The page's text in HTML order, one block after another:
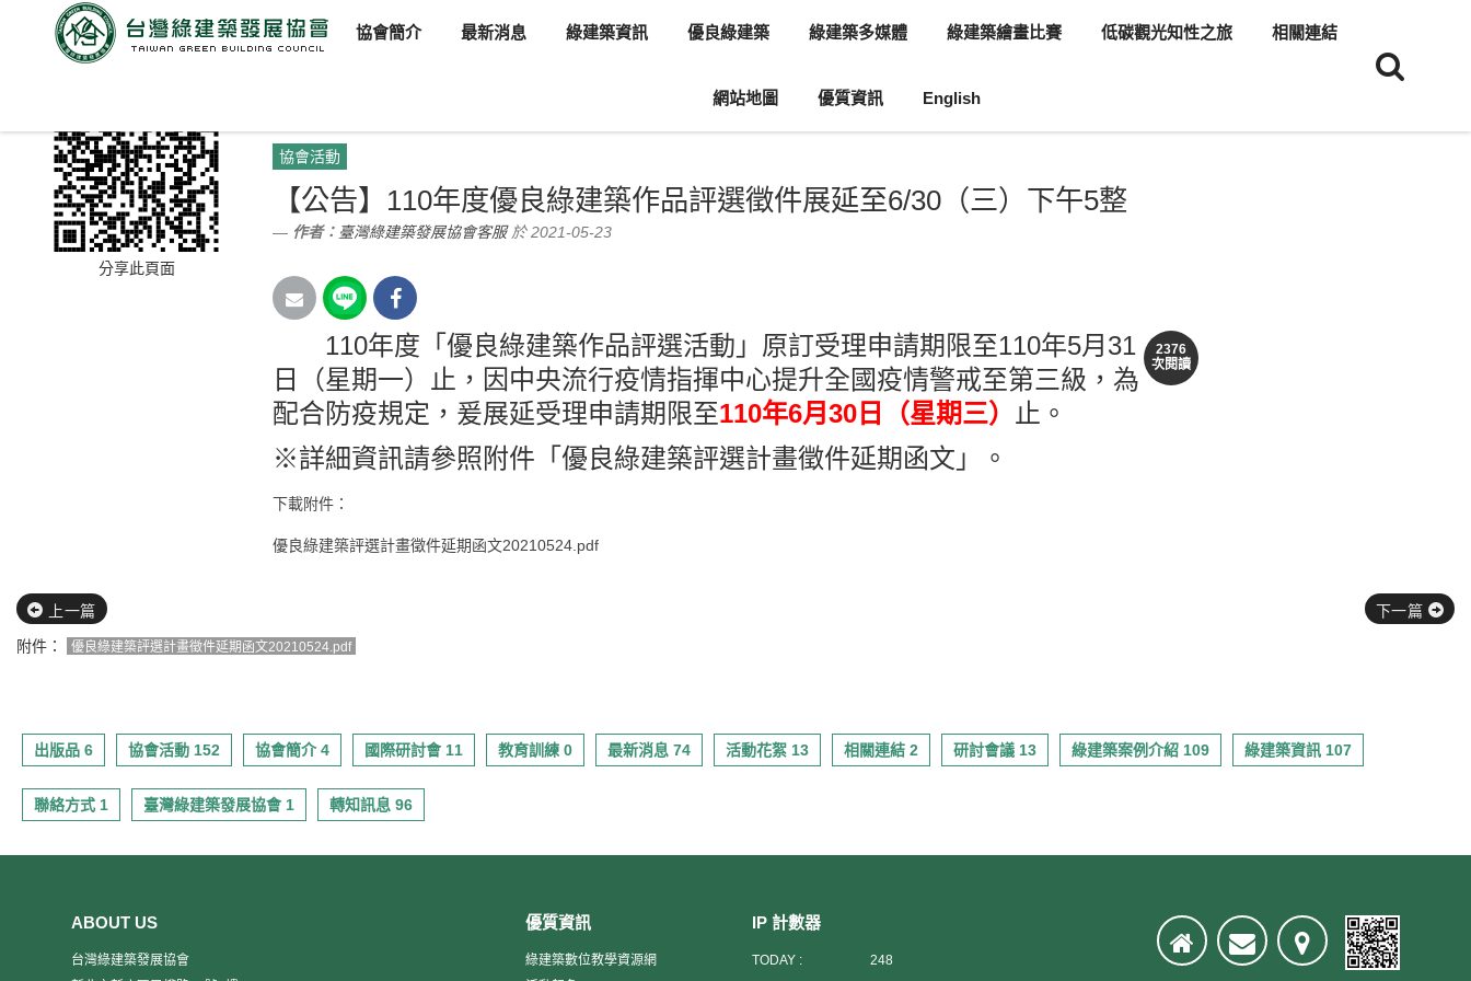
協會簡介 最新消息 綠建築資訊 優良綠建築 綠建築多媒體 綠建築繪畫比賽 低碳觀光知性之旅 相關連結
網站地圖 優質資訊 English
協會活動
【公告】110年度優良綠建築作品評選徵件展延至6/30（三）下午5整
作者： 臺灣綠建築發展協會客服於 2021-05-23
2376
次閱讀
110年度「優良綠建築作品評選活動」原訂受理申請期限至110年5月31
日（星期一）止，因中央流行疫情指揮中心提升全國疫情警戒至第三級，為
配合防疫規定，爰展延受理申請期限至110年6月30日（星期三）
止。
※詳細資訊請參照附件「優良綠建築評選計畫徵件延期函文」。
下載附件：
優良綠建築評選計畫徵件延期函文20210524.pdf
分享此頁面
上一篇
下一篇
附件：
優良綠建築評選計畫徵件延期函文20210524.pdf
出版品 6 協會活動 152 協會簡介 4 國際研討會 11 教育訓練 0 最新消息 74 活動花絮 13 相關連結 2 研討會議 13 綠建築案例介紹 109 綠建築資訊 107
聯絡方式 1 臺灣綠建築發展協會 1 轉知訊息 96
ABOUT US
台灣綠建築發展協會
優質資訊
綠建築數位教學資源網
IP 計數器
TODAY :
248